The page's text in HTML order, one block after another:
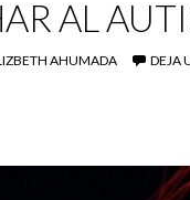
AL
AHUMADA DEJA